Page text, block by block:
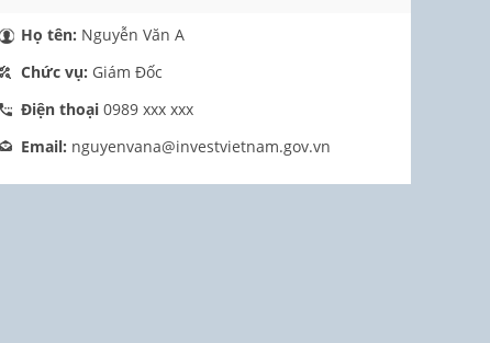
Họ tên: Nguyễn Văn A
Chức vụ: Giám Đốc
Điện thoại 0989 xxx xxx
Email: nguyenvana@investvietnam.gov.vn